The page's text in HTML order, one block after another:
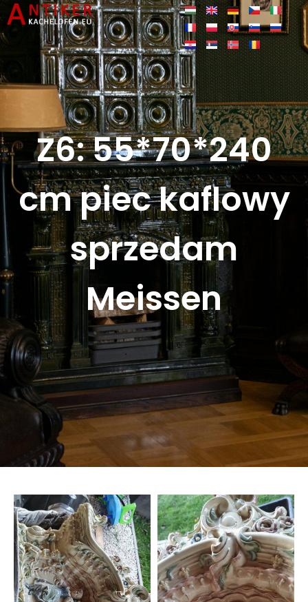
Z6: 55*70*240
cm piec kaflowy
sprzedam
Meissen